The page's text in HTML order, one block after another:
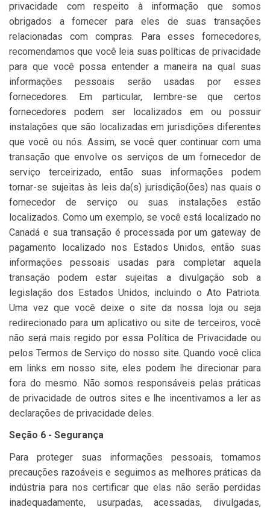
privacidade com respeito à informação que somos
obrigados a fornecer para eles de suas transações
relacionadas com compras. Para esses fornecedores,
recomendamos que você leia suas políticas de privacidade
para que você possa entender a maneira na qual suas
informações pessoais serão usadas por esses
fornecedores. Em particular, lembre-se que certos
fornecedores podem ser localizados em ou possuir
instalações que são localizadas em jurisdições diferentes
que você ou nós. Assim, se você quer continuar com uma
transação que envolve os serviços de um fornecedor de
serviço terceirizado, então suas informações podem
tornar-se sujeitas às leis da(s) jurisdição(ões) nas quais o
fornecedor de serviço ou suas instalações estão
localizados. Como um exemplo, se você está localizado no
Canadá e sua transação é processada por um gateway de
pagamento localizado nos Estados Unidos, então suas
informações pessoais usadas para completar aquela
transação podem estar sujeitas a divulgação sob a
legislação dos Estados Unidos, incluindo o Ato Patriota.
Uma vez que você deixe o site da nossa loja ou seja
redirecionado para um aplicativo ou site de terceiros, você
não será mais regido por essa Política de Privacidade ou
pelos Termos de Serviço do nosso site. Quando você clica
em links em nosso site, eles podem lhe direcionar para
fora do mesmo. Não somos responsáveis pelas práticas
de privacidade de outros sites e lhe incentivamos a ler as
declarações de privacidade deles.
Seção 6 - Segurança
Para proteger suas informações pessoais, tomamos
precauções razoáveis e seguimos as melhores práticas da
indústria para nos certificar que elas não serão perdidas
inadequadamente, usurpadas, acessadas, divulgadas,